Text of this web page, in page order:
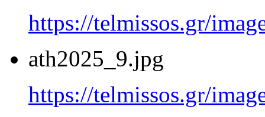
https://telmissos.gr/
ath2025_9.jpg
https://telmissos.gr/